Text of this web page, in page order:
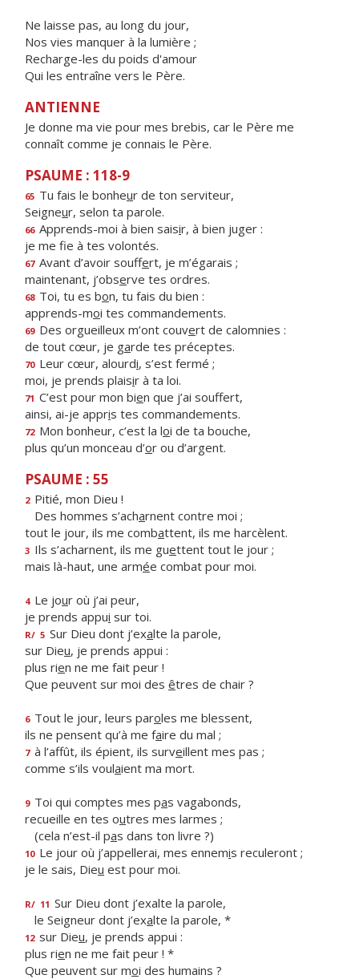
Ne laisse pas, au long du jour,
Nos vies manquer à la lumière ;
Recharge-les du poids d'amour
Qui les entraîne vers le Père.
ANTIENNE
Je donne ma vie pour mes brebis, car le Père me
connaît comme je connais le Père.
PSAUME : 118-9
65 Tu fais le bonheur de ton serviteur,
Seigneur, selon ta parole.
66 Apprends-moi à bien saisir, à bien juger :
je me fe à tes volontés.
67 Avant d’avoir souffert, je m’égarais ;
maintenant, j’observe tes ordres.
68 Toi, tu es bon, tu fais du bien :
apprends-moi tes commandements.
69 Des orgueilleux m’ont couvert de calomnies :
de tout cœur, je garde tes préceptes.
70 Leur cœur, alourdi, s’est fermé ;
moi, je prends plaisir à ta loi.
71 C’est pour mon bien que j’ai souffert,
ainsi, ai-je appris tes commandements.
72 Mon bonheur, c’est la loi de ta bouche,
plus qu’un monceau d’or ou d’argent.
PSAUME : 55
2 Pitié, mon Dieu !
Des hommes s’acharnent contre moi ;
tout le jour, ils me combattent, ils me harcèlent.
3 Ils s’acharnent, ils me guettent tout le jour ;
mais là-haut, une armée combat pour moi.
4 Le jour où j’ai peur,
je prends appui sur toi.
R/ 5 Sur Dieu dont j’exalte la parole,
sur Dieu, je prends appui :
plus rien ne me fait peur !
Que peuvent sur moi des êtres de chair ?
6 Tout le jour, leurs paroles me blessent,
ils ne pensent qu’à me faire du mal ;
7 à l’affût, ils épient, ils surveillent mes pas ;
comme s’ils voulaient ma mort.
9 Toi qui comptes mes pas vagabonds,
recueille en tes outres mes larmes ;
(cela n’est-il pas dans ton livre ?)
10 Le jour où j’appellerai, mes ennemis reculeront ;
je le sais, Dieu est pour moi.
R/ 11 Sur Dieu dont j’exalte la parole,
le Seigneur dont j’exalte la parole, *
12 sur Dieu, je prends appui :
plus rien ne me fait peur ! *
Que peuvent sur moi des humains ?